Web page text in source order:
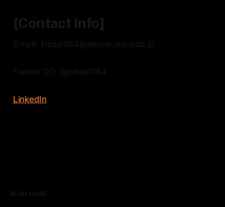
[Contact Info]
Gmail: jhbae1184@akane.waseda.jp
Twitter (X): @jhbae1184
LinkedIn
READ MORE